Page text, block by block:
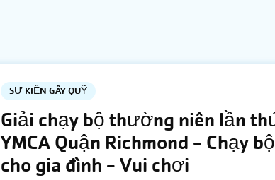
SỰ KIỆN GÂY QUỸ
Giải chạy bộ thường niên lần
YMCA Quận Richmond - Chạy
cho gia đình - Vui chơi